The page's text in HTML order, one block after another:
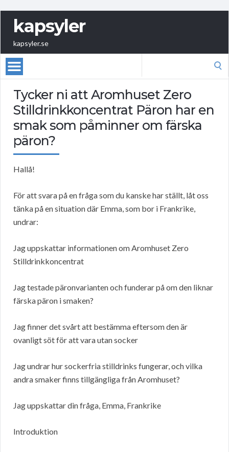
kapsyler
kapsyler.se
Tycker ni att Aromhuset Zero
Stilldrinkkoncentrat Päron har en
smak som påminner om färska
päron?
Hallå!
För att svara på en fråga som du kanske har ställt, låt oss
tänka på en situation där Emma, som bor i Frankrike,
undrar:
Jag uppskattar informationen om Aromhuset Zero
Stilldrinkkoncentrat
Jag testade päronvarianten och funderar på om den liknar
färska päron i smaken?
Jag finner det svårt att bestämma eftersom den är
ovanligt söt för att vara utan socker
Jag undrar hur sockerfria stilldrinks fungerar, och vilka
andra smaker finns tillgängliga från Aromhuset?
Jag uppskattar din fråga, Emma, Frankrike
Introduktion